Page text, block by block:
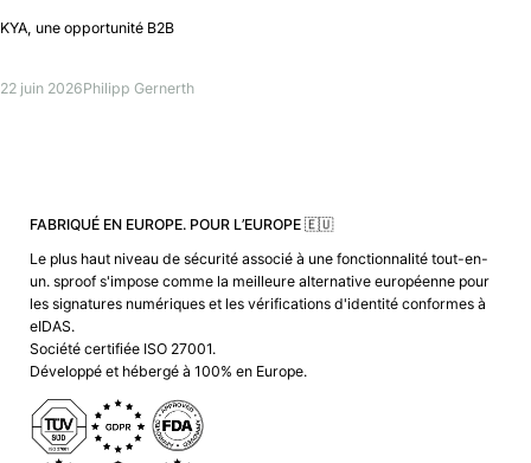
KYA, une opportunité B2B
22 juin 2026Philipp Gernerth
FABRIQUÉ EN EUROPE. POUR L’EUROPE 🇪🇺
Le plus haut niveau de sécurité associé à une fonctionnalité tout-en-
un. sproof s'impose comme la meilleure alternative européenne pour
les signatures numériques et les vérifications d'identité conformes à
eIDAS.
Société certifiée ISO 27001.
Développé et hébergé à 100% en Europe.